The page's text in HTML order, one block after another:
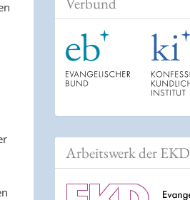
Arbeitswerk der EKD